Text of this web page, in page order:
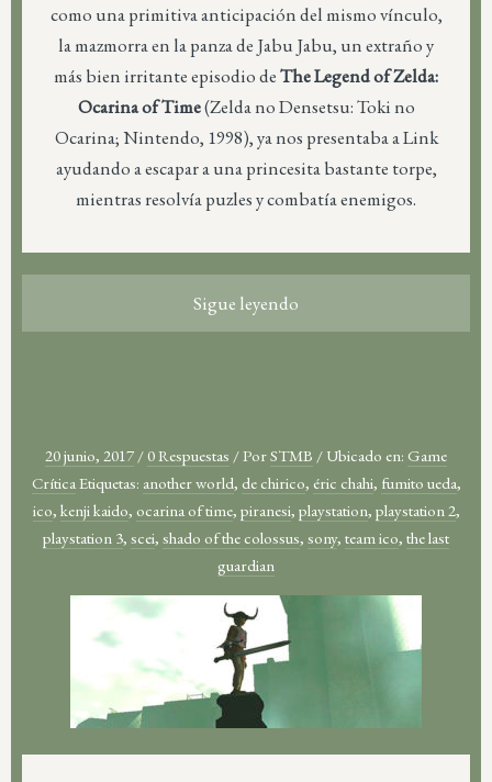
como una primitiva anticipación del mismo vínculo,
la mazmorra en la panza de Jabu Jabu, un extraño y
más bien irritante episodio deThe Legend of Zelda:
Ocarina of Time(Zelda no Densetsu: Toki no
Ocarina; Nintendo, 1998), ya nos presentaba a Link
ayudando a escapar a una princesita bastante torpe,
mientras resolvía puzles y combatía enemigos.
Sigue leyendo
20 junio, 2017 /0 Respuestas /PorSTMB / Ubicado en: Game
CríticaEtiquetas: another world, de chirico, éric chahi, fumito ueda,
ico, kenji kaido, ocarina of time, piranesi, playstation, playstation 2,
playstation 3, scei, shado of the colossus, sony, team ico, the last
guardian